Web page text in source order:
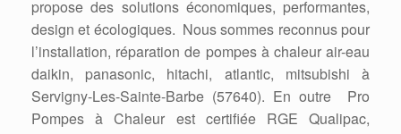
propose des solutions économiques, performantes,
design et écologiques. Nous sommes reconnus pour
l’installation, réparation de pompes à chaleur air-eau
daikin, panasonic, hitachi, atlantic, mitsubishi à
Servigny-Les-Sainte-Barbe (57640). En outre Pro
Pompes à Chaleur est certifiée RGE Qualipac,